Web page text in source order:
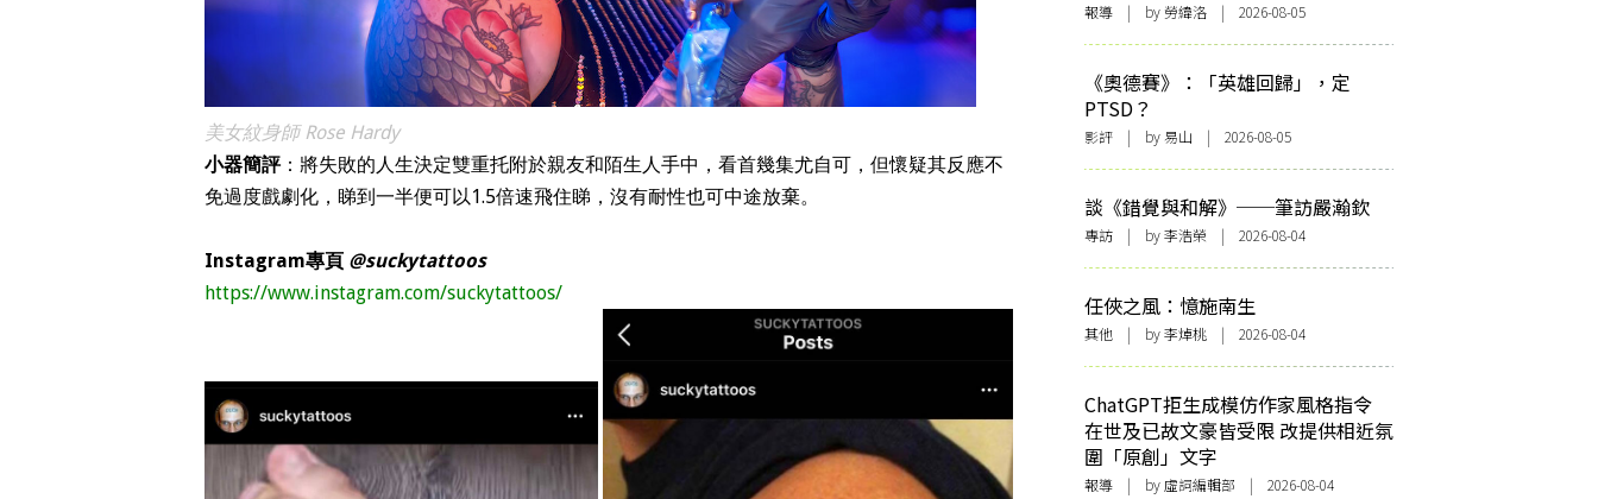
美女紋身師 Rose Hardy
小器簡評：將失敗的人生決定雙重托附於親友和陌生人手中，看首幾集尤自可，但懷疑其反應不
免過度戲劇化，睇到一半便可以1.5倍速飛住睇，沒有耐性也可中途放棄。
Instagram專頁 @suckytattoos
https://www.instagram.com/suckytattoos/
報導 | by 勞緯洛 | 2026-08-05
《奧德賽》：「英雄回歸」，定
PTSD？
影評 | by 易山 | 2026-08-05
談《錯覺與和解》──筆訪嚴瀚欽
專訪 | by 李浩榮 | 2026-08-04
任俠之風：憶施南生
其他 | by 李焯桃 | 2026-08-04
ChatGPT拒生成模仿作家風格指令
在世及已故文豪皆受限 改提供相近氛
圍「原創」文字
報導 | by 虛詞編輯部 | 2026-08-04